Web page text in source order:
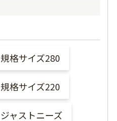
規格サイズ280
規格サイズ220
ジャストニーズ